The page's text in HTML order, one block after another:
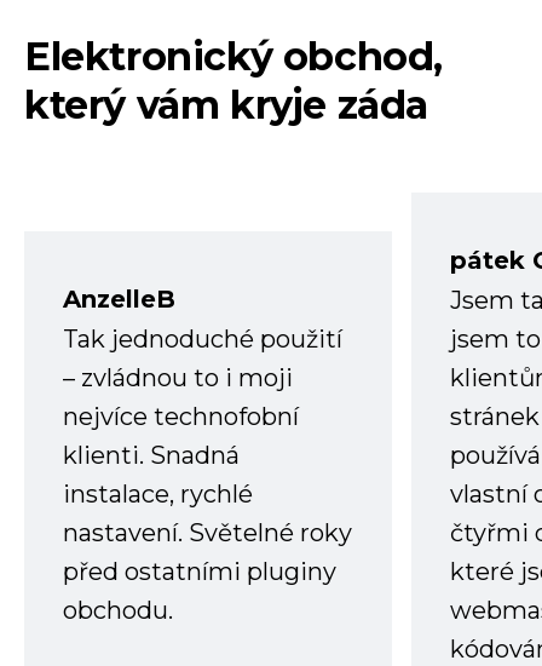
Elektronický obchod,
který vám kryje záda
AnzelleB
Tak jednoduché použití
– zvládnou to i moji
nejvíce technofobní
klienti. Snadná
instalace, rychlé
nastavení. Světelné roky
před ostatními pluginy
obchodu.
pátek
Jsem
jsem
vlastní
čtyřmi
které